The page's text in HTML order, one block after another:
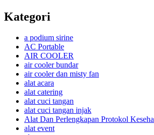
Kategori
a podium sirine
AC Portable
AIR COOLER
air cooler bundar
air cooler dan misty fan
alat acara
alat catering
alat cuci tangan
alat cuci tangan injak
Alat Dan Perlengkapan Protokol
alat event